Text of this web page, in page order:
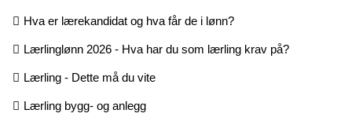
Hva er lærekandidat og hva får de i lønn?
Lærlinglønn 2026 - Hva har du som lærling krav på?
Lærling - Dette må du vite
Lærling bygg- og anlegg